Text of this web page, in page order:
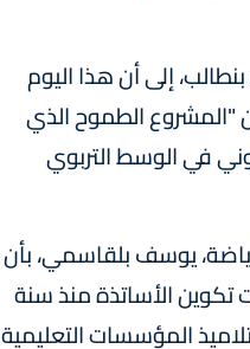
إلى أن هذا اليوم
"المشروع الطموح الذي
في الوسط التربوي
يوسف بلقاسمي، بأن
تكوين الأساتذة منذ سنة
بمخاطر العنف السيبراني سنة 2017، لفائدة تلاميذ المؤسسات التعليمية